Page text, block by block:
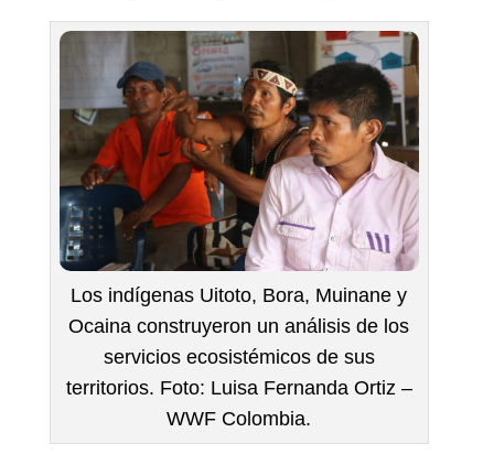
Los indígenas Uitoto, Bora, Muinane y
Ocaina construyeron un análisis de los
servicios ecosistémicos de sus
territorios. Foto: Luisa Fernanda Ortiz –
WWF Colombia.